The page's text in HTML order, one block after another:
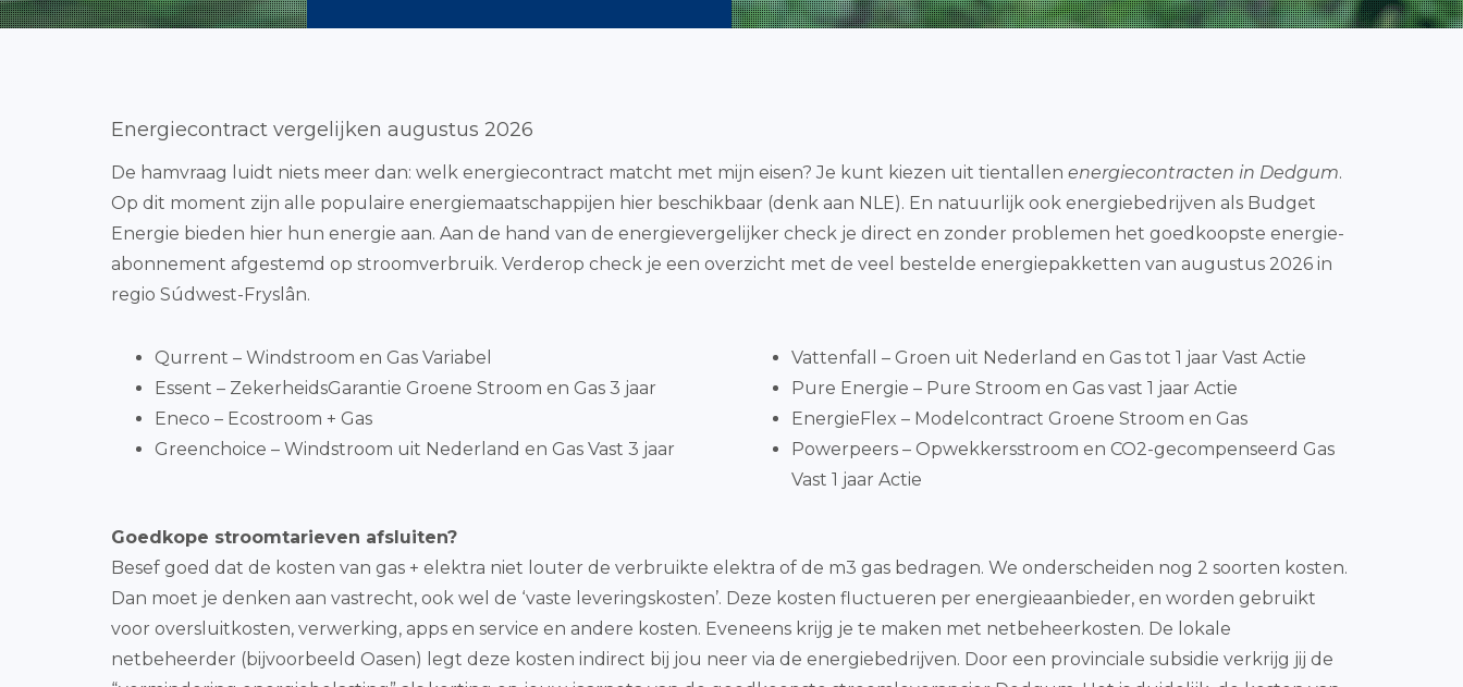
Energiecontract vergelijken augustus 2026
De hamvraag luidt niets meer dan: welk energiecontract matcht met mijn eisen? Je kunt kiezen uit tientallen energiecontracten in Dedgum.
Op dit moment zijn alle populaire energiemaatschappijen hier beschikbaar (denk aan NLE). En natuurlijk ook energiebedrijven als Budget
Energie bieden hier hun energie aan. Aan de hand van de energievergelijker check je direct en zonder problemen het goedkoopste energie-
abonnement afgestemd op stroomverbruik. Verderop check je een overzicht met de veel bestelde energiepakketten van augustus 2026 in
regio Súdwest-Fryslân.
Qurrent – Windstroom en Gas Variabel
Essent – ZekerheidsGarantie Groene Stroom en Gas 3 jaar
Eneco – Ecostroom + Gas
Greenchoice – Windstroom uit Nederland en Gas Vast 3 jaar
Vattenfall – Groen uit Nederland en Gas tot 1 jaar Vast Actie
Pure Energie – Pure Stroom en Gas vast 1 jaar Actie
EnergieFlex – Modelcontract Groene Stroom en Gas
Powerpeers – Opwekkersstroom en CO2-gecompenseerd Gas
Vast 1 jaar Actie
Goedkope stroomtarieven afsluiten?
Besef goed dat de kosten van gas + elektra niet louter de verbruikte elektra of de m3 gas bedragen. We onderscheiden nog 2 soorten kosten.
Dan moet je denken aan vastrecht, ook wel de ‘vaste leveringskosten’. Deze kosten fluctueren per energieaanbieder, en worden gebruikt
voor oversluitkosten, verwerking, apps en service en andere kosten. Eveneens krijg je te maken met netbeheerkosten. De lokale
netbeheerder (bijvoorbeeld Oasen) legt deze kosten indirect bij jou neer via de energiebedrijven. Door een provinciale subsidie verkrijg jij de